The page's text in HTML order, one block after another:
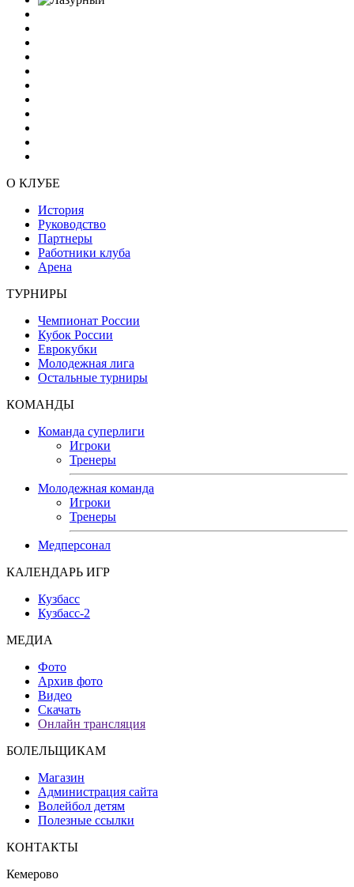
О КЛУБЕ
История
Руководство
Партнеры
Работники клуба
Арена
ТУРНИРЫ
Чемпионат России
Кубок России
Еврокубки
Молодежная лига
Остальные турниры
КОМАНДЫ
Команда суперлиги
Игроки
Тренеры
Молодежная команда
Игроки
Тренеры
Медперсонал
КАЛЕНДАРЬ ИГР
Кузбасс
Кузбасс-2
МЕДИА
Фото
Архив фото
Видео
Скачать
Онлайн трансляция
БОЛЕЛЬЩИКАМ
Магазин
Администрация сайта
Волейбол детям
Полезные ссылки
КОНТАКТЫ
Кемерово